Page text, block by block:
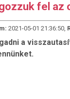
fel az
2021-05-01 21:36:50,
a